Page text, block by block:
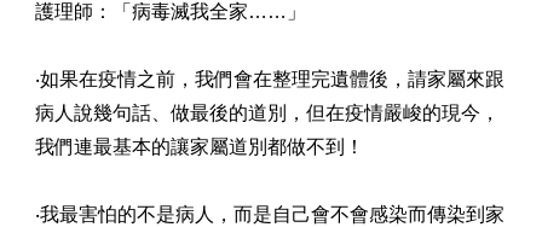
護理師：「病毒滅我全家……」
‧如果在疫情之前，我們會在整理完遺體後，請家屬來跟
病人說幾句話、做最後的道別，但在疫情嚴峻的現今，
我們連最基本的讓家屬道別都做不到！
‧我最害怕的不是病人，而是自己會不會感染而傳染到家